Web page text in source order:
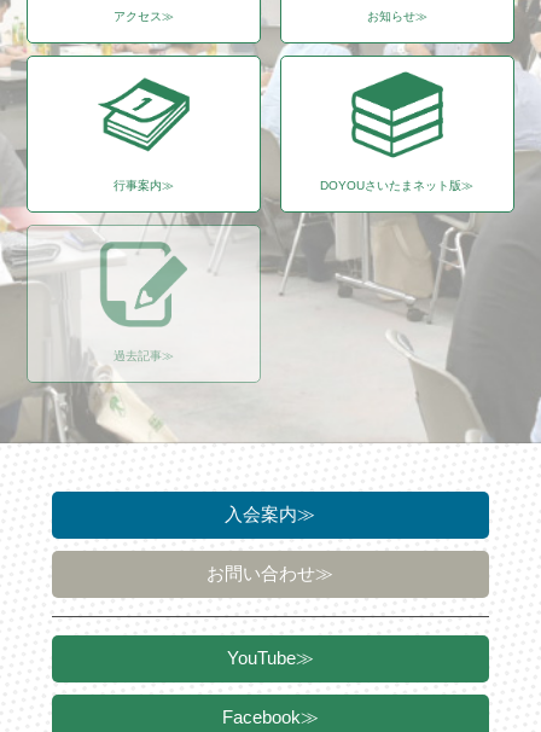
アクセス≫ お知らせ≫
行事案内≫ DOYOUさいたまネット版≫
過去記事≫
入会案内≫
お問い合わせ≫
YouTube≫
Facebook≫